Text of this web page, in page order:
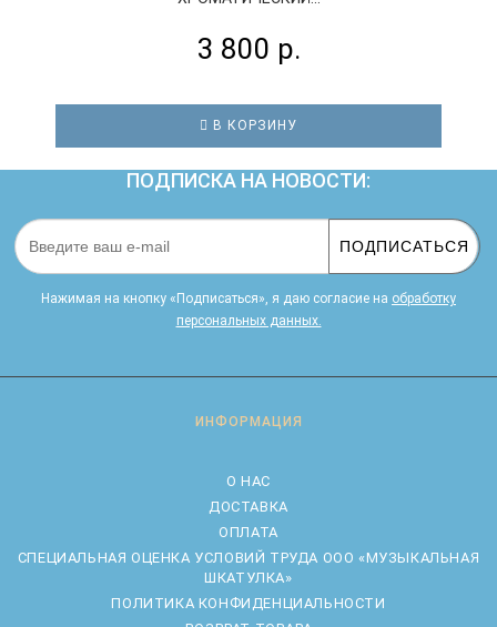
3 800 р.
В КОРЗИНУ
ПОДПИСКА НА НОВОСТИ:
ПОДПИСАТЬСЯ
Нажимая на кнопку «Подписаться», я даю cогласие на обработку
персональных данных.
ИНФОРМАЦИЯ
О НАС
ДОСТАВКА
ОПЛАТА
CПЕЦИАЛЬНАЯ ОЦЕНКА УСЛОВИЙ ТРУДА ООО «МУЗЫКАЛЬНАЯ
ШКАТУЛКА»
ПОЛИТИКА КОНФИДЕНЦИАЛЬНОСТИ